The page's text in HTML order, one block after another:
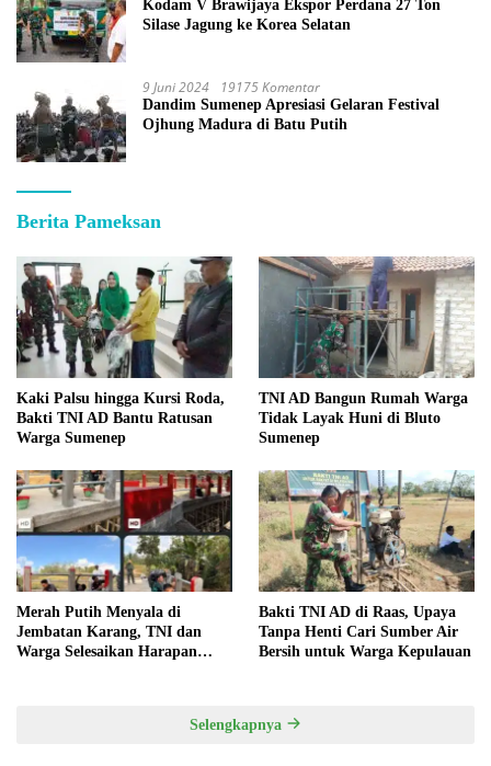
Kodam V Brawijaya Ekspor Perdana 27 Ton
Silase Jagung ke Korea Selatan
9 Juni 2024 19175 Komentar
Dandim Sumenep Apresiasi Gelaran Festival
Ojhung Madura di Batu Putih
Berita Pameksan
Kaki Palsu hingga Kursi Roda,
Bakti TNI AD Bantu Ratusan
Warga Sumenep
TNI AD Bangun Rumah Warga
Tidak Layak Huni di Bluto
Sumenep
Merah Putih Menyala di
Jembatan Karang, TNI dan
Warga Selesaikan Harapan
Bakti TNI AD di Raas, Upaya
Tanpa Henti Cari Sumber Air
Bersih untuk Warga Kepulauan
Selengkapnya